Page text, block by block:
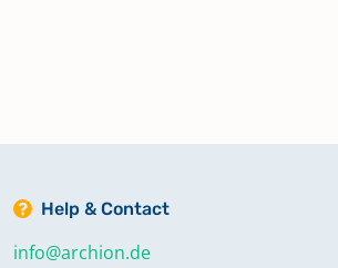
Taufen Apr. 1835 - Juni 1848
Help & Contact
info@archion.de